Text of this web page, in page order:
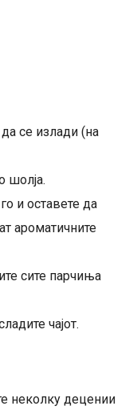
се излади (на
шолја.
и оставете да
ароматичните
сите парчиња
чајот.
неколку децении